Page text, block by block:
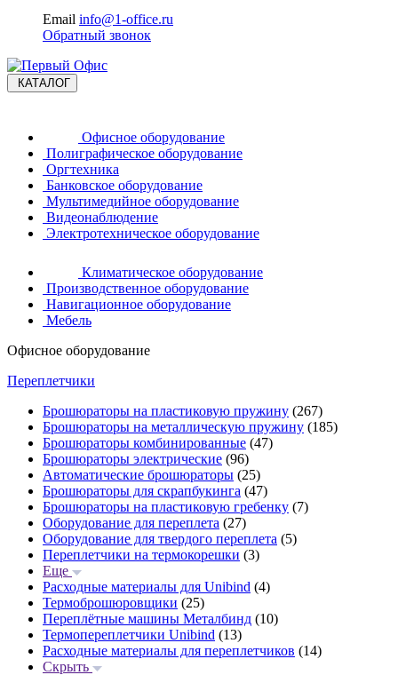
Email info@1-office.ru
Обратный звонок
КАТАЛОГ
Офисное оборудование
Полиграфическое оборудование
Оргтехника
Банковское оборудование
Мультимедийное оборудование
Видеонаблюдение
Электротехническое оборудование
Климатическое оборудование
Производственное оборудование
Навигационное оборудование
Мебель
Офисное оборудование
Переплетчики
Брошюраторы на пластиковую пружину (267)
Брошюраторы на металлическую пружину (185)
Брошюраторы комбинированные (47)
Брошюраторы электрические (96)
Автоматические брошюраторы (25)
Брошюраторы для скрапбукинга (47)
Брошюраторы на пластиковую гребенку (7)
Оборудование для переплета (27)
Оборудование для твердого переплета (5)
Переплетчики на термокорешки (3)
Еще
Расходные материалы для Unibind (4)
Термоброшюровщики (25)
Переплётные машины Металбинд (10)
Термопереплетчики Unibind (13)
Расходные материалы для переплетчиков (14)
Скрыть